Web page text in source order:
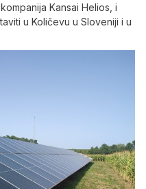
Kansai Helios, i
u Količevu u Sloveniji i u